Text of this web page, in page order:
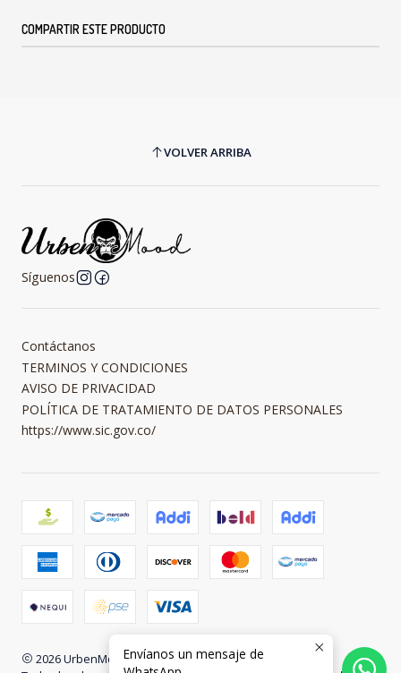
COMPARTIR ESTE PRODUCTO
VOLVER ARRIBA
Síguenos
Contáctanos
TERMINOS Y CONDICIONES
AVISO DE PRIVACIDAD
POLÍTICA DE TRATAMIENTO DE DATOS PERSONALES
https://www.sic.gov.co/
2026 UrbenMood.Envíanos un mensaje de